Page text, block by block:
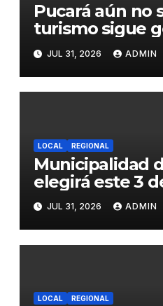
Pucará aún no
turismo sigue
alcaldesa exige
Gobierno
paralizadas
JUL 31, 2026 ADMIN
LOCAL REGIONAL
Municipalidad
elegirá este 3
representantes
de Seguridad y
Trabajo
JUL 31, 2026 ADMIN
LOCAL REGIONAL